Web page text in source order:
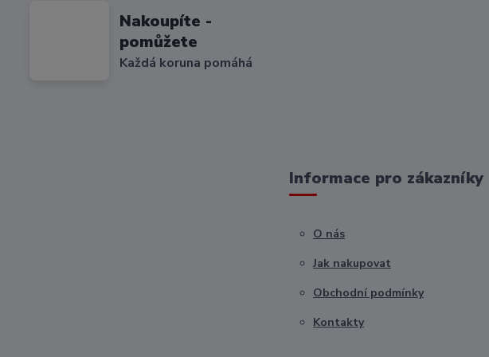
Nakoupíte -
pomůžete
Každá koruna pomáhá
Informace pro zákazníky
O nás
Jak nakupovat
Obchodní podmínky
Kontakty